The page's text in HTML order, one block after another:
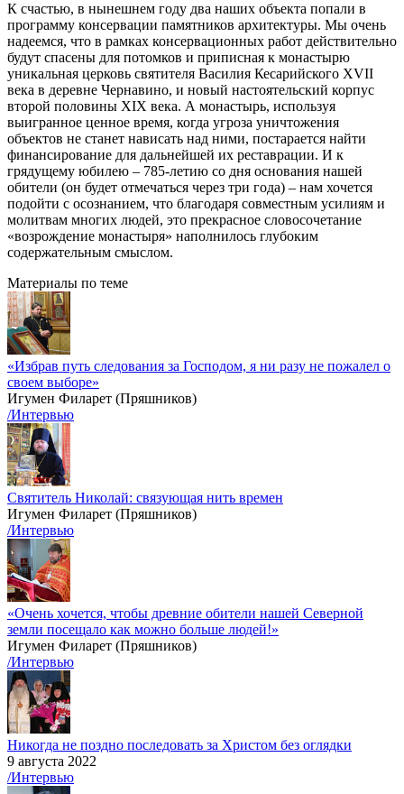
К счастью, в нынешнем году два наших объекта попали в
программу консервации памятников архитектуры. Мы очень
надеемся, что в рамках консервационных работ действительно
будут спасены для потомков и приписная к монастырю
уникальная церковь святителя Василия Кесарийского XVII
века в деревне Чернавино, и новый настоятельский корпус
второй половины XIX века. А монастырь, используя
выигранное ценное время, когда угроза уничтожения
объектов не станет нависать над ними, постарается найти
финансирование для дальнейшей их реставрации. И к
грядущему юбилею – 785-летию со дня основания нашей
обители (он будет отмечаться через три года) – нам хочется
подойти с осознанием, что благодаря совместным усилиям и
молитвам многих людей, это прекрасное словосочетание
«возрождение монастыря» наполнилось глубоким
содержательным смыслом.
Материалы по теме
«Избрав путь следования за Господом, я ни разу не пожалел о
своем выборе»
Игумен Филарет (Пряшников)
/Интервью
Святитель Николай: связующая нить времен
Игумен Филарет (Пряшников)
/Интервью
«Очень хочется, чтобы древние обители нашей Северной
земли посещало как можно больше людей!»
Игумен Филарет (Пряшников)
/Интервью
Никогда не поздно последовать за Христом без оглядки
9 августа 2022
/Интервью